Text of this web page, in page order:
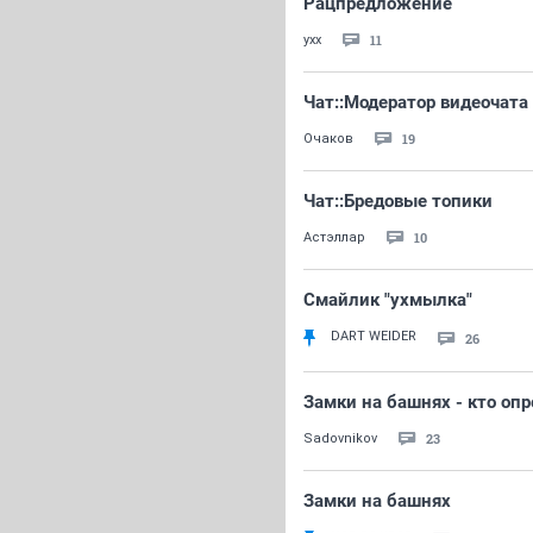
yxx 11
Чат::Модератор видеочата
Очаков 19
Чат::Бредовые топики
Астэллар 10
Смайлик "ухмылка"
DART WEIDER 26
Замки на башнях - кто
Sadovnikov 23
Замки на башнях